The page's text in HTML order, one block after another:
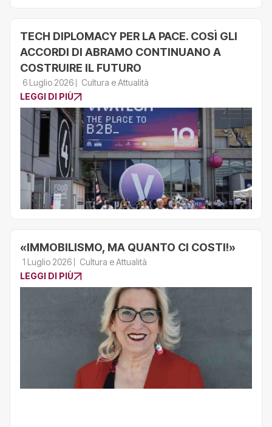
TECH DIPLOMACY PER LA PACE. COSÌ GLI
ACCORDI DI ABRAMO CONTINUANO A
COSTRUIRE IL FUTURO
6 Luglio 2026
Cultura e Attualità
LEGGI DI PIÙ
«IMMOBILISMO, MA QUANTO CI COSTI!»
1 Luglio 2026
Cultura e Attualità
LEGGI DI PIÙ